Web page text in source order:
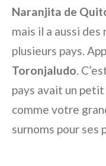
Naranjita de
mais il a aussi des
plusieurs pays.
Toronjaludo.
pays avait un
comme votre
surnoms pour